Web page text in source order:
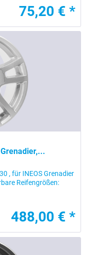
75,20 € *
, für INEOS Grenadier
Reifengrößen:
488,00 € *